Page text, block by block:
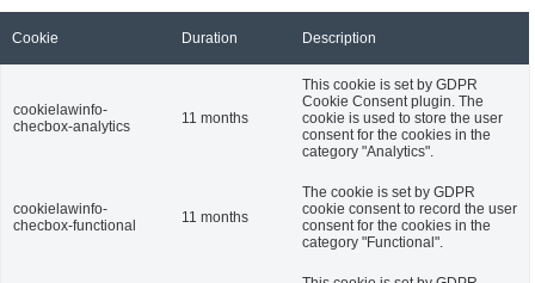
Cookie Duration Description
cookielawinfo-
checbox-analytics
11 months
This cookie is set by GDPR
Cookie Consent plugin. The
cookie is used to store the user
consent for the cookies in the
category "Analytics".
cookielawinfo-
checbox-functional
11 months
The cookie is set by GDPR
cookie consent to record the user
consent for the cookies in the
category "Functional".